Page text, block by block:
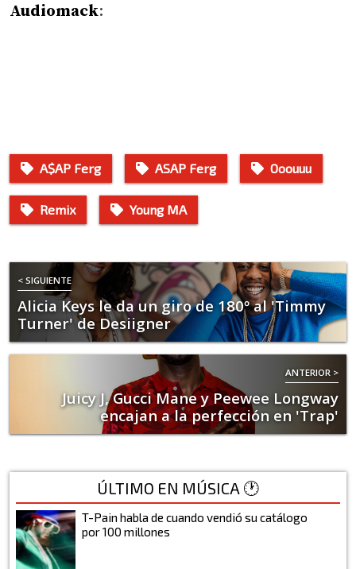
Audiomack:
A$AP Ferg ASAP Ferg Ooouuu
Remix Young MA
< SIGUIENTE
Alicia Keys le da un giro de 180º al 'Timmy
Turner' de Desiigner
ANTERIOR >
Juicy J, Gucci Mane y Peewee Longway
encajan a la perfección en 'Trap'
ÚLTIMO EN MÚSICA 🕐
T-Pain habla de cuando vendió su catálogo
por 100 millones